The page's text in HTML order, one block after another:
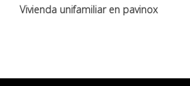
Vivienda unifamiliar en pavinox